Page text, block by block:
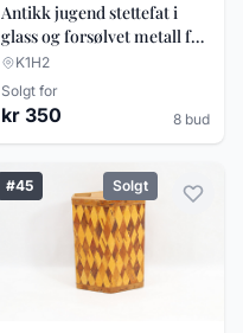
Antikk jugend stettefat i
glass og forsølvet metall fra
første halvdel av 1900
K1H2
Solgt for
kr 350 8 bud
#45 Solgt